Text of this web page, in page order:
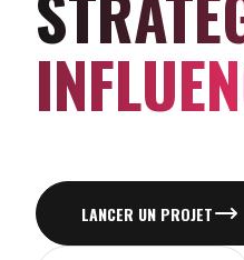
LANCER UN PROJET